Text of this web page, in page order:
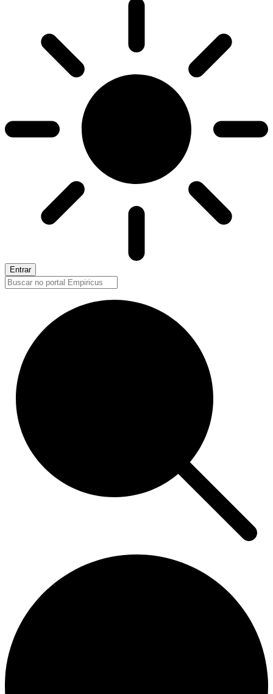
Entrar